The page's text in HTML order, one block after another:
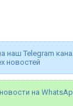
наш Telegram
новостей
на